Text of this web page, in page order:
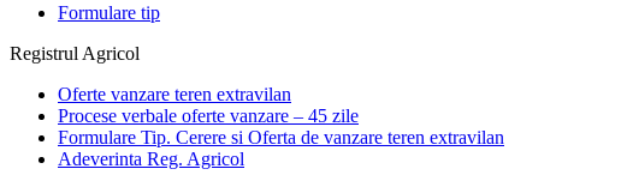
Formulare tip
Registrul Agricol
Oferte vanzare teren extravilan
Procese verbale oferte vanzare – 45 zile
Formulare Tip. Cerere si Oferta de vanzare teren extravilan
Adeverinta Reg. Agricol